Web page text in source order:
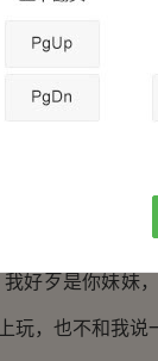
若记忆犹新，
咬牙，这艘游
人也能上来？
林苑这个时候
我好歹是你妹妹
玩，也不和我说